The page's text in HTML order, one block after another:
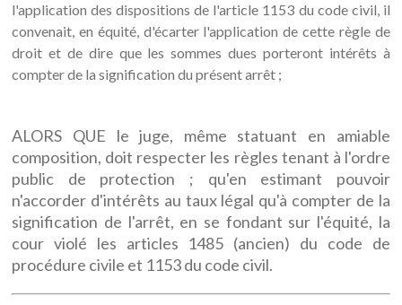
l'application des dispositions de l'article 1153 du code civil, il
convenait, en équité, d'écarter l'application de cette règle de
droit et de dire que les sommes dues porteront intérêts à
compter de la signification du présent arrêt ;
ALORS QUE le juge, même statuant en amiable
composition, doit respecter les règles tenant à l'ordre
public de protection ; qu'en estimant pouvoir
n'accorder d'intérêts au taux légal qu'à compter de la
signification de l'arrêt, en se fondant sur l'équité, la
cour violé les articles 1485 (ancien) du code de
procédure civile et 1153 du code civil.